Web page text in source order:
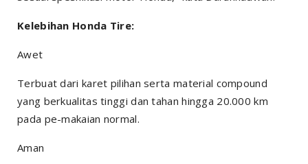
Kelebihan Honda Tire:
Awet
Terbuat dari karet pilihan serta material compound
yang berkualitas tinggi dan tahan hingga 20.000 km
pada pe-makaian normal.
Aman